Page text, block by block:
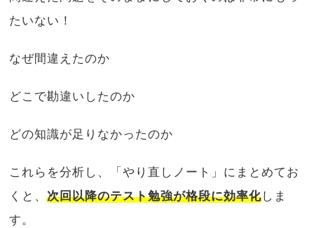
たいない！
なぜ間違えたのか
どこで勘違いしたのか
どの知識が足りなかったのか
これらを分析し、「やり直しノート」にまとめてお
くと、次回以降のテスト勉強が格段に効率化しま
す。